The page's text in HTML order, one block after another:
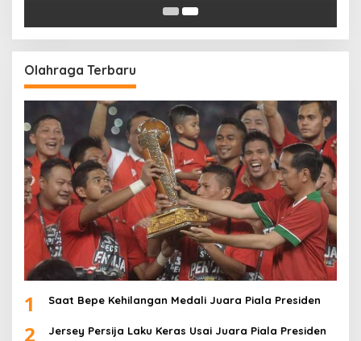
Olahraga Terbaru
1 Saat Bepe Kehilangan Medali Juara Piala Presiden
2 Jersey Persija Laku Keras Usai Juara Piala Presiden